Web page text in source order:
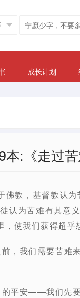
成长计划
本:《走过
教，基督教认
认为苦难有其意
使我们获得超
，我们需要苦难
平安——我们先